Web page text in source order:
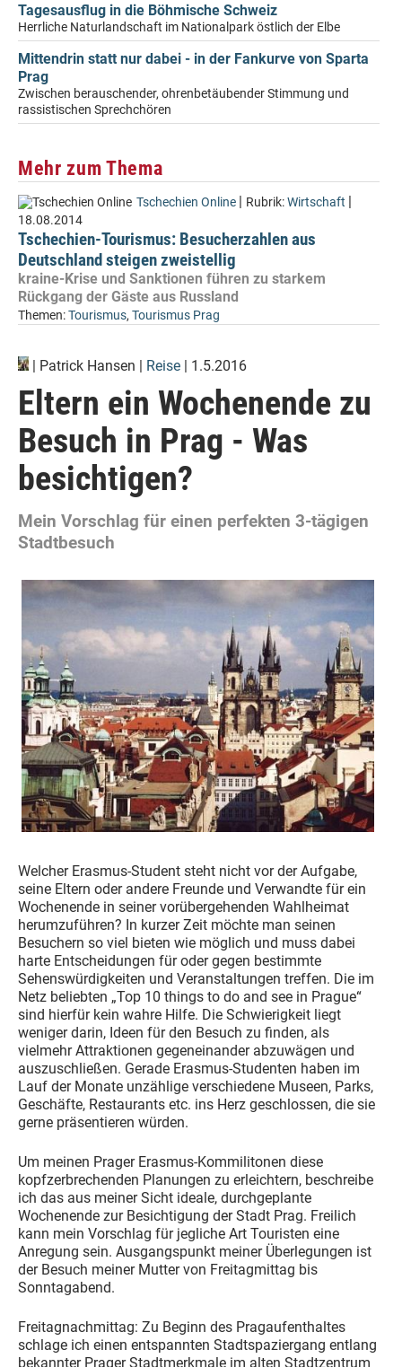
Tagesausflug in die Böhmische Schweiz
Herrliche Naturlandschaft im Nationalpark östlich der Elbe
Mittendrin statt nur dabei - in der Fankurve von Sparta
Prag
Zwischen berauschender, ohrenbetäubender Stimmung und
rassistischen Sprechchören
Mehr zum Thema
Tschechien Online | Rubrik:Wirtschaft |
18.08.2014
Tschechien-Tourismus: Besucherzahlen aus
Deutschland steigen zweistellig
kraine-Krise und Sanktionen führen zu starkem
Rückgang der Gäste aus Russland
Themen:Tourismus, Tourismus Prag
| Patrick Hansen | Reise | 1.5.2016
Eltern ein Wochenende zu
Besuch in Prag - Was
besichtigen?
Mein Vorschlag für einen perfekten 3-tägigen
Stadtbesuch
Welcher Erasmus-Student steht nicht vor der Aufgabe,
seine Eltern oder andere Freunde und Verwandte für ein
Wochenende in seiner vorübergehenden Wahlheimat
herumzuführen? In kurzer Zeit möchte man seinen
Besuchern so viel bieten wie möglich und muss dabei
harte Entscheidungen für oder gegen bestimmte
Sehenswürdigkeiten und Veranstaltungen treffen. Die im
Netz beliebten „Top 10 things to do and see in Prague“
sind hierfür kein wahre Hilfe. Die Schwierigkeit liegt
weniger darin, Ideen für den Besuch zu finden, als
vielmehr Attraktionen gegeneinander abzuwägen und
auszuschließen. Gerade Erasmus-Studenten haben im
Lauf der Monate unzählige verschiedene Museen, Parks,
Geschäfte, Restaurants etc. ins Herz geschlossen, die sie
gerne präsentieren würden.
Um meinen Prager Erasmus-Kommilitonen diese
kopfzerbrechenden Planungen zu erleichtern, beschreibe
ich das aus meiner Sicht ideale, durchgeplante
Wochenende zur Besichtigung der Stadt Prag. Freilich
kann mein Vorschlag für jegliche Art Touristen eine
Anregung sein. Ausgangspunkt meiner Überlegungen ist
der Besuch meiner Mutter von Freitagmittag bis
Sonntagabend.
Freitagnachmittag: Zu Beginn des Pragaufenthaltes
schlage ich einen entspannten Stadtspaziergang entlang
bekannter Prager Stadtmerkmale im alten Stadtzentrum